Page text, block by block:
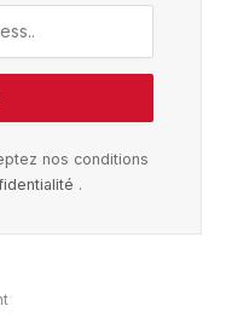
nos conditions
.